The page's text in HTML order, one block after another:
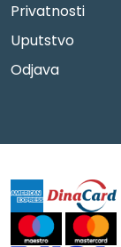
Privatnosti
Uputstvo
Odjava